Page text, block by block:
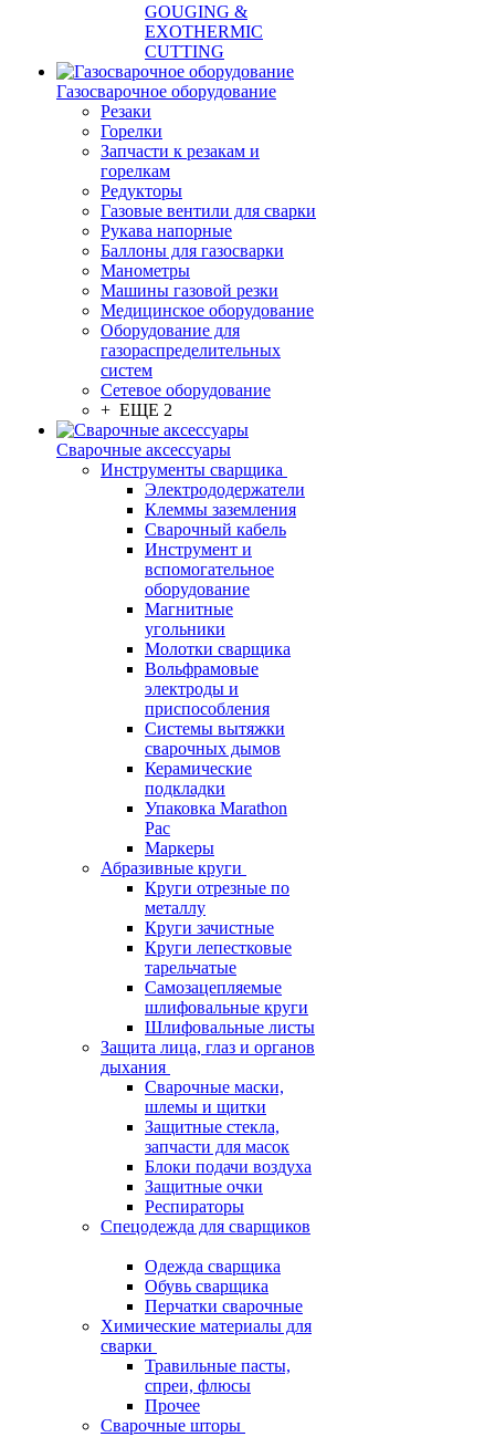
GOUGING &
EXOTHERMIC
CUTTING
Газосварочное оборудование
Резаки
Горелки
Запчасти к резакам и
горелкам
Редукторы
Газовые вентили для сварки
Рукава напорные
Баллоны для газосварки
Манометры
Машины газовой резки
Медицинское оборудование
Оборудование для
газораспределительных
систем
Сетевое оборудование
+ ЕЩЕ 2
Сварочные аксессуары
Инструменты сварщика
Электрододержатели
Клеммы заземления
Сварочный кабель
Инструмент и
вспомогательное
оборудование
Магнитные
угольники
Молотки сварщика
Вольфрамовые
электроды и
приспособления
Системы вытяжки
сварочных дымов
Керамические
подкладки
Упаковка Marathon
Pac
Маркеры
Абразивные круги
Круги отрезные по
металлу
Круги зачистные
Круги лепестковые
тарельчатые
Самозацепляемые
шлифовальные круги
Шлифовальные листы
Защита лица, глаз и органов
дыхания
Сварочные маски,
шлемы и щитки
Защитные стекла,
запчасти для масок
Блоки подачи воздуха
Защитные очки
Респираторы
Спецодежда для сварщиков
Одежда сварщика
Обувь сварщика
Перчатки сварочные
Химические материалы для
сварки
Травильные пасты,
спреи, флюсы
Прочее
Сварочные шторы